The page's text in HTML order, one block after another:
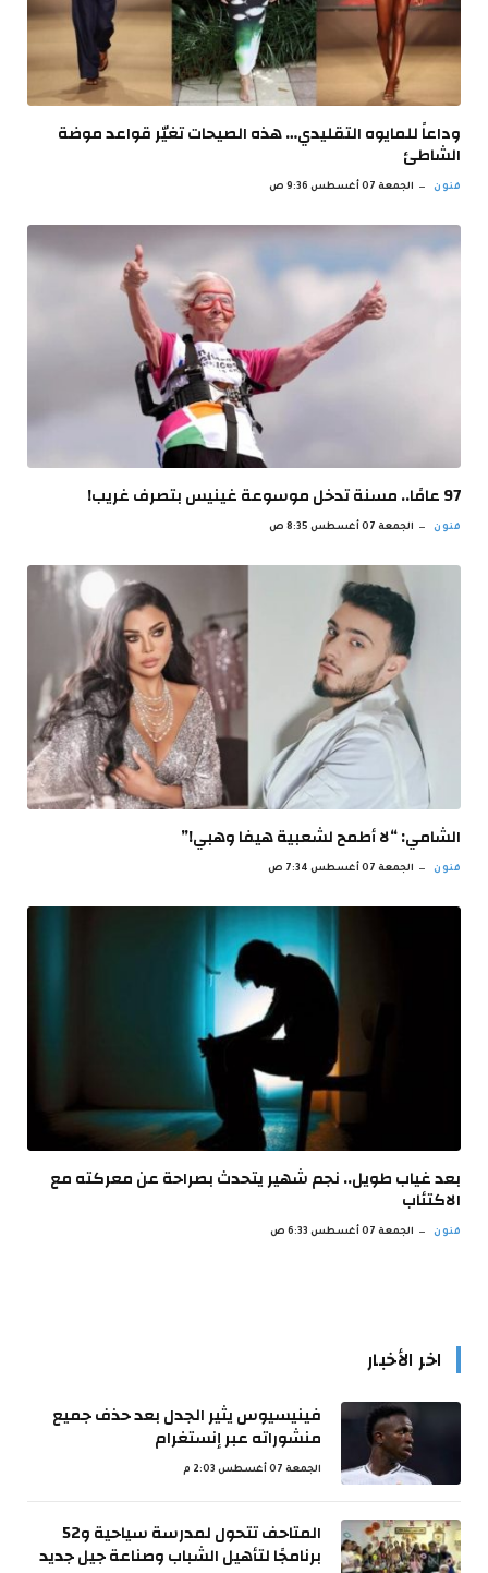
وداعاً للمايوه التقليدي… هذه الصيحات تغيّر قواعد موضة
الشاطئ
فنون الجمعة 07 أغسطس 9:36 ص
97 عامًا.. مسنة تدخل موسوعة غينيس بتصرف غريب!
فنون الجمعة 07 أغسطس 8:35 ص
الشامي: “لا أطمح لشعبية هيفا وهبي!”
فنون الجمعة 07 أغسطس 7:34 ص
بعد غياب طويل.. نجم شهير يتحدث بصراحة عن معركته مع
الاكتئاب
فنون الجمعة 07 أغسطس 6:33 ص
اخر الأخبار
فينيسيوس يثير الجدل بعد حذف جميع
منشوراته عبر إنستغرام
الجمعة 07 أغسطس 2:03 م
المتاحف تتحول لمدرسة سياحية و52
برنامجًا لتأهيل الشباب وصناعة جيل جديد